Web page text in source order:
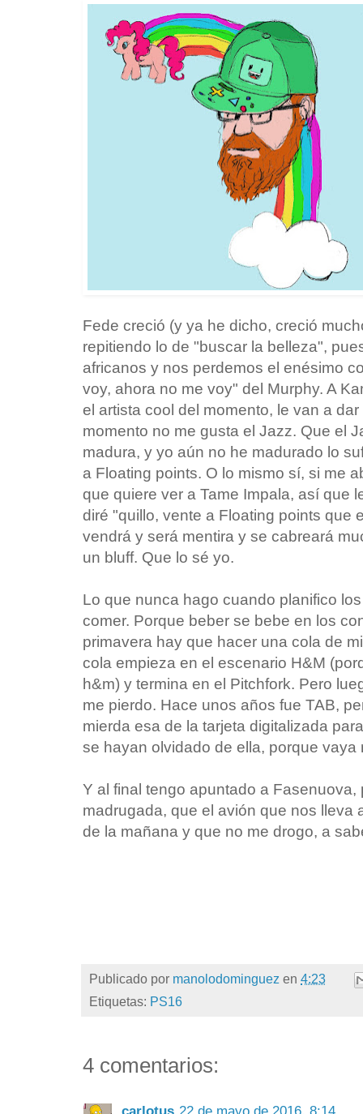
Fede creció (y ya he dicho, creció
repitiendo lo de "buscar la belleza",
africanos y nos perdemos el enésimo
voy, ahora no me voy" del Murphy. A
el artista cool del momento, le van a
momento no me gusta el Jazz. Que el
madura, y yo aún no he madurado lo
a Floating points. O lo mismo sí, si me
que quiere ver a Tame Impala, así que
diré "quillo, vente a Floating points que
vendrá y será mentira y se cabreará
un bluff. Que lo sé yo.
Lo que nunca hago cuando planifico
comer. Porque beber se bebe en los
primavera hay que hacer una cola de
cola empieza en el escenario H&M
h&m) y termina en el Pitchfork. Pero
me pierdo. Hace unos años fue TAB,
mierda esa de la tarjeta digitalizada
se hayan olvidado de ella, porque vaya
Y al final tengo apuntado a
madrugada, que el avión que nos lleva
de la mañana y que no me drogo, a
Publicado por manolodominguez en 4:23
Etiquetas: PS16
4 comentarios: